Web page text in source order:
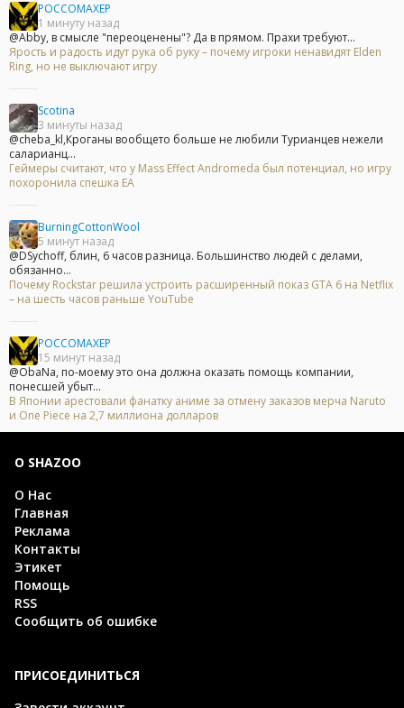
POCCOMAXEP
1 минуту назад
@Abby, в смысле "переоценены"? Да в прямом. Прахи требуют...
Ярость и радость идут рука об руку – почему игроки ненавидят Elden
Ring, но не выключают игру
Scotina
3 минуты назад
@cheba_kl,Кроганы вообщето больше не любили Турианцев нежели
саларианц...
Геймеры считают, что у Mass Effect Andromeda был потенциал, но игру
похоронила спешка EA
BurningCottonWool
5 минут назад
@DSychoff, блин, 6 часов разница. Большинство людей с делами,
обязанно...
Почему Rockstar решила устроить расширенный показ GTA 6 на Netflix
– на шесть часов раньше YouTube
POCCOMAXEP
15 минут назад
@ObaNa, по-моему это она должна оказать помощь компании,
понесшей убыт...
В Японии арестовали фанатку аниме за отмену заказов мерча Naruto
и One Piece на 2,7 миллиона долларов
О SHAZOO
О Нас
Главная
Реклама
Контакты
Этикет
Помощь
RSS
Сообщить об ошибке
ПРИСОЕДИНИТЬСЯ